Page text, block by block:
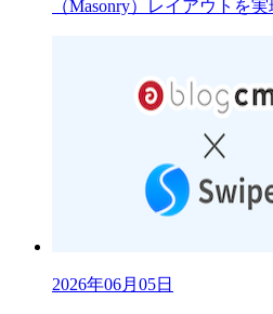
（Masonry）レイアウトを
2026年06月05日